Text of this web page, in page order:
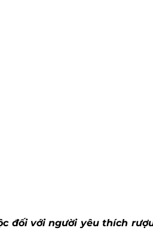
đối với người yêu thích